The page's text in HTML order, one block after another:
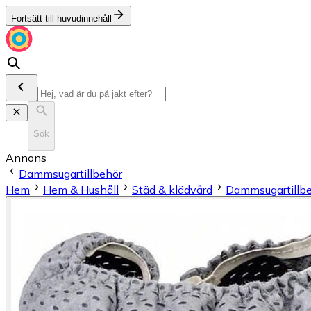
Fortsätt till huvudinnehåll
Sök
Annons
Dammsugartillbehör
Hem
Hem & Hushåll Städ & klädvård